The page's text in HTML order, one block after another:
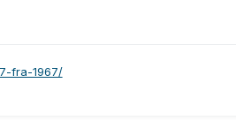
fra-1967/